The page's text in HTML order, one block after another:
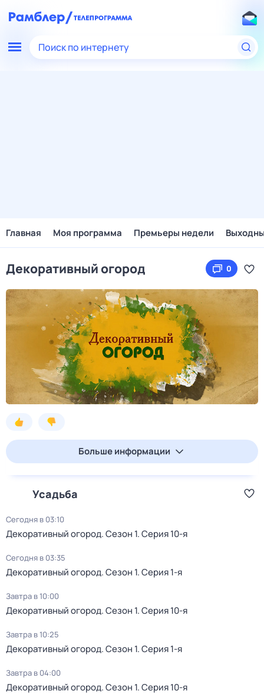
Поиск по интернету
Главная Моя программа Премьеры недели
Декоративный огород 0
Больше информации
Усадьба
Сегодня в 03:10
Декоративный огород. Сезон 1. Серия 10-я
Сегодня в 03:35
Декоративный огород. Сезон 1. Серия 1-я
Завтра в 10:00
Декоративный огород. Сезон 1. Серия 10-я
Завтра в 10:25
Декоративный огород. Сезон 1. Серия 1-я
Завтра в 04:00
Декоративный огород. Сезон 1. Серия 10-я